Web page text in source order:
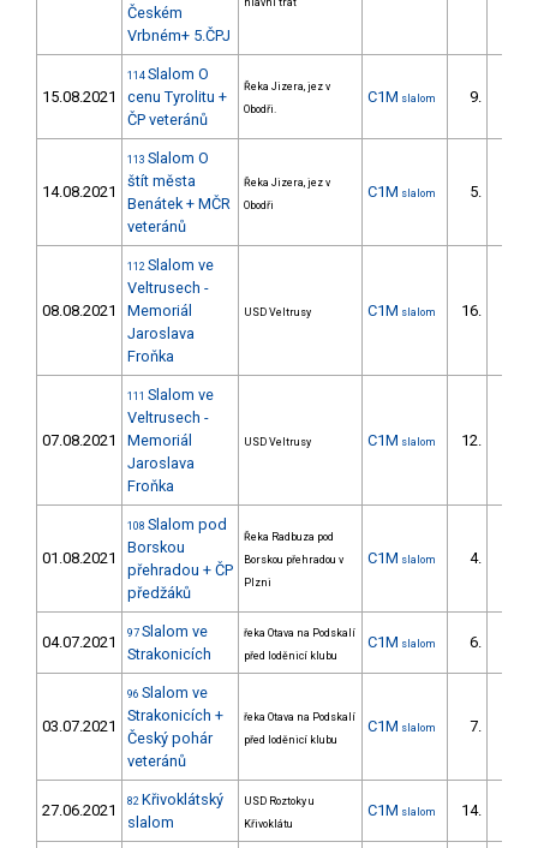
Českém
Vrbném+ 5.ČPJ
hlavní trať
15.08.2021
114 Slalom O
cenu Tyrolitu +
ČP veteránů
Řeka Jizera, jez v
Obodři.
C1M slalom 9.
14.08.2021
113 Slalom O
štít města
Benátek + MČR
veteránů
Řeka Jizera, jez v
Obodři
C1M slalom 5.
08.08.2021
112 Slalom ve
Veltrusech -
Memoriál
Jaroslava
Froňka
USD Veltrusy C1M slalom 16.
07.08.2021
111 Slalom ve
Veltrusech -
Memoriál
Jaroslava
Froňka
USD Veltrusy C1M slalom 12.
01.08.2021
108 Slalom pod
Borskou
přehradou + ČP
předžáků
Řeka Radbuza pod
Borskou přehradou v
Plzni
C1M slalom 4.
04.07.2021 97 Slalom ve
Strakonicích
řeka Otava na Podskalí
před loděnicí klubu
C1M slalom 6.
03.07.2021
96 Slalom ve
Strakonicích +
Český pohár
veteránů
řeka Otava na Podskalí
před loděnicí klubu
C1M slalom 7.
27.06.2021 82 Křivoklátský
slalom
USD Roztoky u
Křivoklátu
C1M slalom 14.